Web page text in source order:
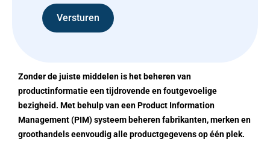
Zonder de juiste middelen is het beheren van
productinformatie een tijdrovende en foutgevoelige
bezigheid. Met behulp van een Product Information
Management (PIM) systeem beheren fabrikanten, merken en
groothandels eenvoudig alle productgegevens op één plek.